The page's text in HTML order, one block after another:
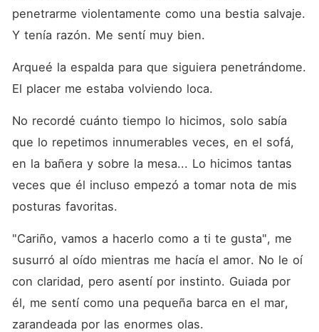
penetrarme violentamente como una bestia salvaje.
Y tenía razón. Me sentí muy bien.
Arqueé la espalda para que siguiera penetrándome.
El placer me estaba volviendo loca.
No recordé cuánto tiempo lo hicimos, solo sabía
que lo repetimos innumerables veces, en el sofá,
en la bañera y sobre la mesa... Lo hicimos tantas
veces que él incluso empezó a tomar nota de mis
posturas favoritas.
"Cariño, vamos a hacerlo como a ti te gusta", me
susurró al oído mientras me hacía el amor. No le oí
con claridad, pero asentí por instinto. Guiada por
él, me sentí como una pequeña barca en el mar,
zarandeada por las enormes olas.